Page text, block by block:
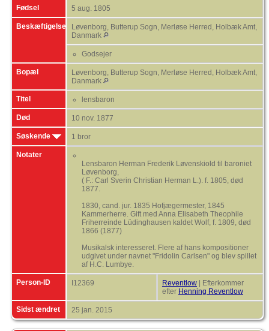
Fødsel 5 aug. 1805
Beskæftigelse
Løvenborg, Butterup Sogn, Merløse Herred, Holbæk Amt,
Danmark
Godsejer
Bopæl
Løvenborg, Butterup Sogn, Merløse Herred, Holbæk Amt,
Danmark
Titel lensbaron
Død 10 nov. 1877
Søskende 1 bror
Notater
Lensbaron Herman Frederik Løvenskiold til baroniet
Løvenborg,
( F.: Carl Sverin Christian Herman L.). f. 1805, død
1877.
1830, cand. jur. 1835 Hofjægermester, 1845
Kammerherre. Gift med Anna Elisabeth Theophile
Friherreinde Lüdinghausen kaldet Wolf, f. 1809, død
1866 (1877)
Musikalsk interesseret. Flere af hans kompositioner
udgivet under navnet "Fridolin Carlsen" og blev spillet
af H.C. Lumbye.
Person-ID I12369 Reventlow | Efterkommer
efter Henning Reventlow
Sidst ændret 25 jan. 2015